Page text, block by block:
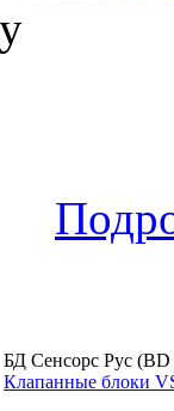
БД Сенсорс Рус
Клапанные блоки